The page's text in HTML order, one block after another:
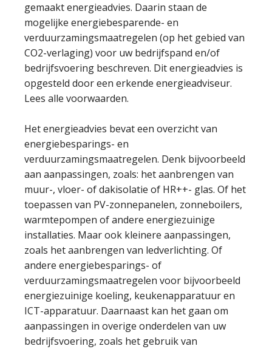
gemaakt energieadvies. Daarin staan de
mogelijke energiebesparende- en
verduurzamingsmaatregelen (op het gebied van
CO2-verlaging) voor uw bedrijfspand en/of
bedrijfsvoering beschreven. Dit energieadvies is
opgesteld door een erkende energieadviseur.
Lees alle voorwaarden.
Het energieadvies bevat een overzicht van
energiebesparings- en
verduurzamingsmaatregelen. Denk bijvoorbeeld
aan aanpassingen, zoals: het aanbrengen van
muur-, vloer- of dakisolatie of HR++- glas. Of het
toepassen van PV-zonnepanelen, zonneboilers,
warmtepompen of andere energiezuinige
installaties. Maar ook kleinere aanpassingen,
zoals het aanbrengen van ledverlichting. Of
andere energiebesparings- of
verduurzamingsmaatregelen voor bijvoorbeeld
energiezuinige koeling, keukenapparatuur en
ICT-apparatuur. Daarnaast kan het gaan om
aanpassingen in overige onderdelen van uw
bedrijfsvoering, zoals het gebruik van